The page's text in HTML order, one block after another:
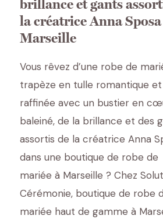
brillance et gants
la créatrice Anna Sposa
Marseille
Vous rêvez d’une robe de
trapèze en tulle romantique et
raffinée avec un bustier en
baleiné, de la brillance et des
assortis de la créatrice Anna
dans une boutique de robe de
mariée à Marseille ? Chez
Cérémonie, boutique de robe
mariée haut de gamme à